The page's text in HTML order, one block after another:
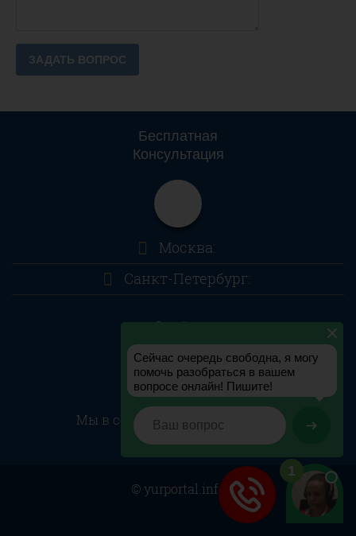
Бесплатная
Консультация
Москва:
Санкт-Петербург:
О сайте
Контакты
Мы в соц.сетях:
© yurportal.info